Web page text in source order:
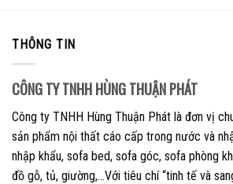
THÔNG TIN
CÔNG TY TNHH HÙNG THUẬN PHÁT
Công ty TNHH Hùng Thuận Phát là đơn vị
sản phẩm nội thất cáo cấp trong nước và
nhập khẩu, sofa bed, sofa góc, sofa phòng
đồ gỗ, tủ, giường,…Với tiêu chí “tinh tế và